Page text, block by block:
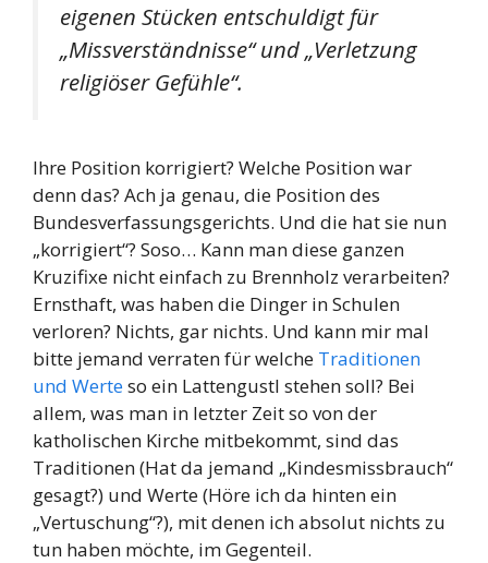
eigenen Stücken entschuldigt für
„Missverständnisse“ und „Verletzung
religiöser Gefühle“.
Ihre Position korrigiert? Welche Position war
denn das? Ach ja genau, die Position des
Bundesverfassungsgerichts. Und die hat sie nun
„korrigiert“? Soso… Kann man diese ganzen
Kruzifixe nicht einfach zu Brennholz verarbeiten?
Ernsthaft, was haben die Dinger in Schulen
verloren? Nichts, gar nichts. Und kann mir mal
bitte jemand verraten für welche Traditionen
und Werteso ein Lattengustl stehen soll? Bei
allem, was man in letzter Zeit so von der
katholischen Kirche mitbekommt, sind das
Traditionen (Hat da jemand „Kindesmissbrauch“
gesagt?) und Werte (Höre ich da hinten ein
„Vertuschung“?), mit denen ich absolut nichts zu
tun haben möchte, im Gegenteil.